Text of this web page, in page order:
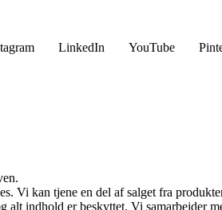
LinkedIn YouTube
Vi kan tjene en del af salget fra
alt indhold er beskyttet. Vi samarbejder